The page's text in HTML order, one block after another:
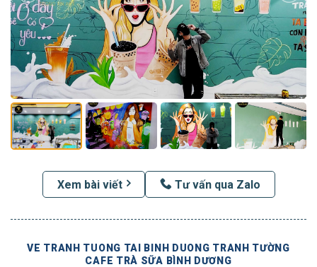
Xem bài viết Tư vấn qua Zalo
VE TRANH TUONG TAI BINH DUONG TRANH TƯỜNG
CAFE TRÀ SỮA BÌNH DƯƠNG